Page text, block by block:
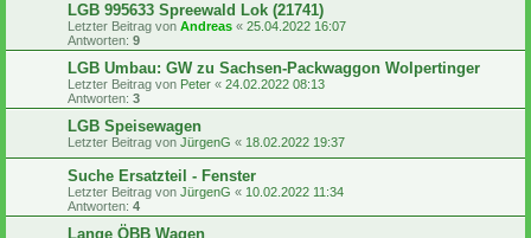
LGB 995633 Spreewald Lok (21741)
Letzter Beitrag von Andreas « 25.04.2022 16:07
Antworten: 9
LGB Umbau: GW zu Sachsen-Packwaggon Wolpertinger
Letzter Beitrag von Peter « 24.02.2022 08:13
Antworten: 3
LGB Speisewagen
Letzter Beitrag von JürgenG « 18.02.2022 19:37
Suche Ersatzteil - Fenster
Letzter Beitrag von JürgenG « 10.02.2022 11:34
Antworten: 4
Lange ÖBB Wagen